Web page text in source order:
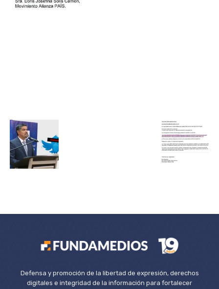
Defensa y promoción de la libertad de expresión, derechos
digitales e integridad de la información para fortalecer